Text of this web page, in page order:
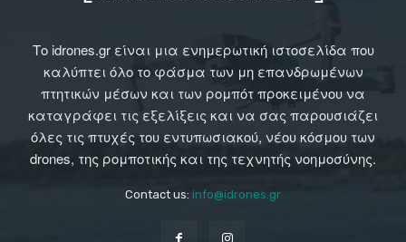
Το idrones.gr είναι μια ενημερωτική ιστοσελίδα που
καλύπτει όλο το φάσμα των μη επανδρωμένων
πτητικών μέσων και των ρομπότ προκειμένου να
καταγράφει τις εξελίξεις και να σας παρουσιάζει
όλες τις πτυχές του εντυπωσιακού, νέου κόσμου των
drones, της ρομποτικής και της τεχνητής νοημοσύνης.
Contact us: info@idrones.gr